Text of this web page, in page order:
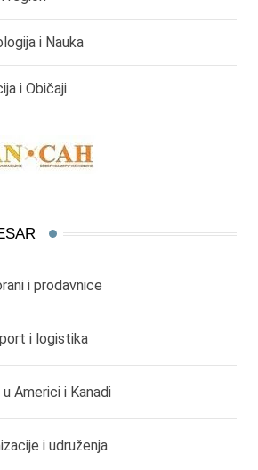
i Nauka
i Običaji
i prodavnice
i logistika
Americi i Kanadi
i udruženja